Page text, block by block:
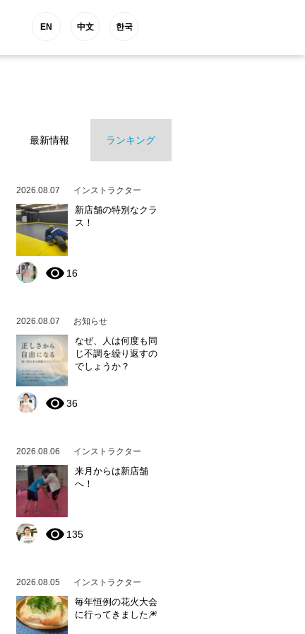
EN 中文 한국
最新情報 ランキング
2026.08.07 インストラクター
新店舗の特別なクラ
ス！
16
2026.08.07 お知らせ
なぜ、人は何度も同
じ不調を繰り返すの
でしょうか？
36
2026.08.06 インストラクター
来月からは新店舗
へ！
135
2026.08.05 インストラクター
毎年恒例の花火大会
に行ってきました🎆